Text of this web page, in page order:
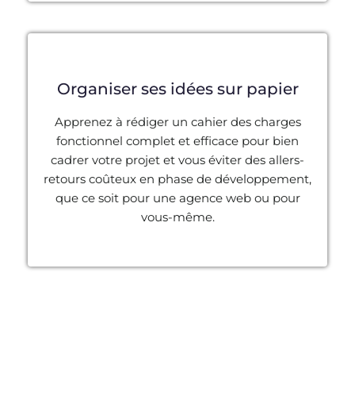
Organiser ses idées sur papier
Apprenez à rédiger un cahier des charges
fonctionnel complet et efficace pour bien
cadrer votre projet et vous éviter des allers-
retours coûteux en phase de développement,
que ce soit pour une agence web ou pour
vous-même.